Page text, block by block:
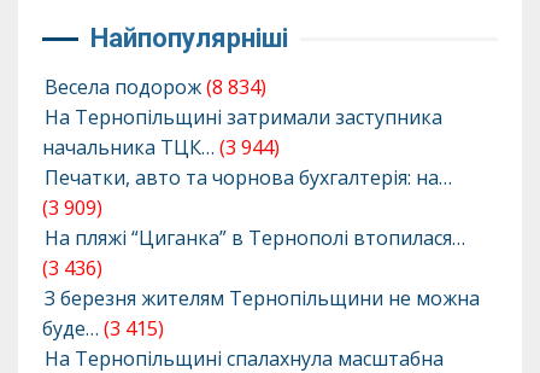
Найпопулярніші
Весела подорож(8 834)
На Тернопільщині затримали заступника
начальника ТЦК… (3 944)
Печатки, авто та чорнова бухгалтерія: на…
(3 909)
На пляжі “Циганка” в Тернополі втопилася…
(3 436)
З березня жителям Тернопільщини не можна
буде… (3 415)
На Тернопільщині спалахнула масштабна